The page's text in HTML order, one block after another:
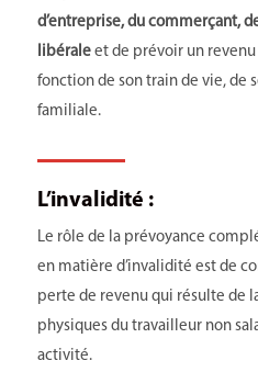
d’entreprise, du commerçant,
libérale et de prévoir un
fonction de son train de vie, de
familiale.
L’invalidité :
Le rôle de la prévoyance
en matière d’invalidité est de
perte de revenu qui résulte de
physiques du travailleur non
activité.